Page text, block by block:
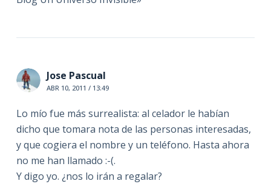
Jose Pascual
ABR 10, 2011 / 13:49
Lo mío fue más surrealista: al celador le habían
dicho que tomara nota de las personas interesadas,
y que cogiera el nombre y un teléfono. Hasta ahora
no me han llamado :-(.
Y digo yo. ¿nos lo irán a regalar?